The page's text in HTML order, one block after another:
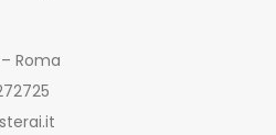
Roma